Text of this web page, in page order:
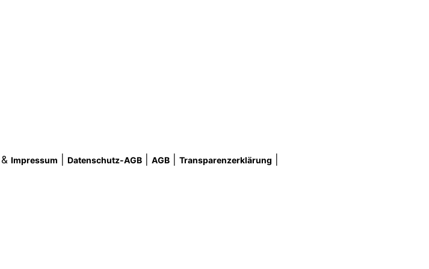
& Impressum Datenschutz-AGB AGB Transparenzerklärung